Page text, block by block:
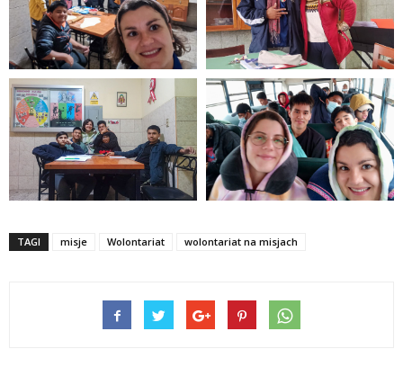
TAGI misje Wolontariat wolontariat na misjach